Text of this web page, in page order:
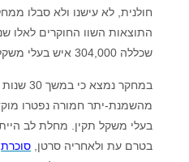
חולנית, לא עישנו ולא סבלו
התוצאות השוו החוקרים לאלו
שכללה 304,000 איש בעלי משקל תקין.
במחקר
מהשמנת-יתר חמורה נפטרו
בעלי משקל תקין. מחלת לב
בטרם עת ולאחריה סרטן, סוכרת